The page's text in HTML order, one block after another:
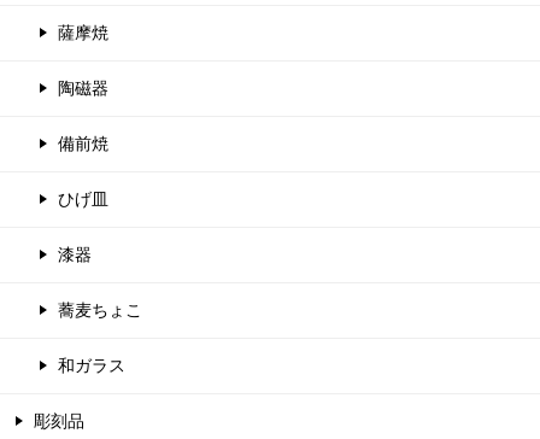
薩摩焼
陶磁器
備前焼
ひげ皿
漆器
蕎麦ちょこ
和ガラス
彫刻品